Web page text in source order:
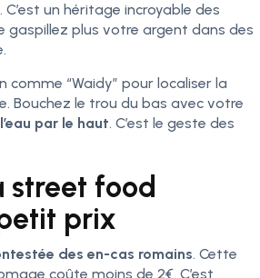
C’est un héritage incroyable des
gaspillez plus votre argent dans des
comme “Waidy” pour localiser la
Bouchez le trou du bas avec votre
par le haut. C’est le geste des
street food
prix
des en-cas romains. Cette
coûte moins de 2€. C’est